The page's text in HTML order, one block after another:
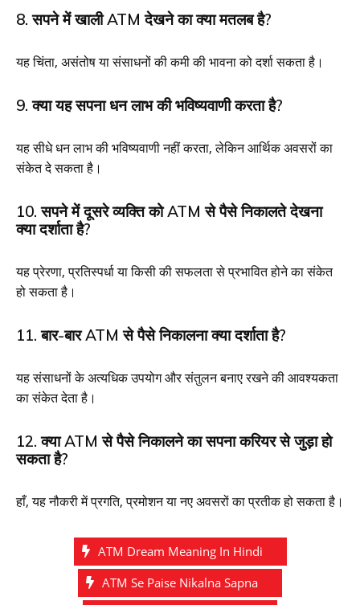
8. सपने में खाली ATM देखने का क्या मतलब है?
यह चिंता, असंतोष या संसाधनों की कमी की भावना को दर्शा सकता है।
9. क्या यह सपना धन लाभ की भविष्यवाणी करता है?
यह सीधे धन लाभ की भविष्यवाणी नहीं करता, लेकिन आर्थिक अवसरों का
संकेत दे सकता है।
10. सपने में दूसरे व्यक्ति को ATM से पैसे निकालते देखना
क्या दर्शाता है?
यह प्रेरणा, प्रतिस्पर्धा या किसी की सफलता से प्रभावित होने का संकेत
हो सकता है।
11. बार-बार ATM से पैसे निकालना क्या दर्शाता है?
यह संसाधनों के अत्यधिक उपयोग और संतुलन बनाए रखने की आवश्यकता
का संकेत देता है।
12. क्या ATM से पैसे निकालने का सपना करियर से जुड़ा हो
सकता है?
हाँ, यह नौकरी में प्रगति, प्रमोशन या नए अवसरों का प्रतीक हो सकता है।
ATM Dream Meaning In Hindi
ATM Se Paise Nikalna Sapna